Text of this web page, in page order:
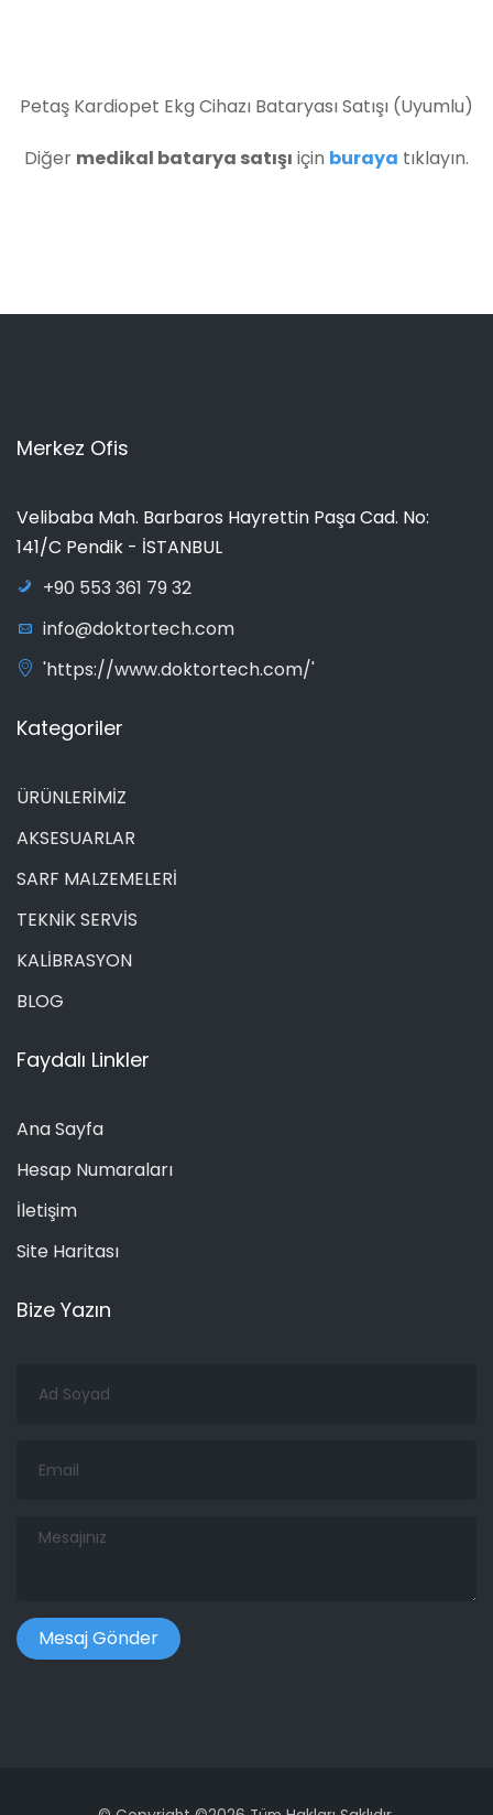
Petaş Kardiopet Ekg Cihazı Bataryası Satışı (Uyumlu)
Diğer medikal batarya satışı için buraya tıklayın.
Merkez Ofis
Velibaba Mah. Barbaros Hayrettin Paşa Cad. No:
141/C Pendik - İSTANBUL
+90 553 361 79 32
info@doktortech.com
'https://www.doktortech.com/'
Kategoriler
ÜRÜNLERİMİZ
AKSESUARLAR
SARF MALZEMELERİ
TEKNİK SERVİS
KALİBRASYON
BLOG
Faydalı Linkler
Ana Sayfa
Hesap Numaraları
İletişim
Site Haritası
Bize Yazın
Soyad
Mesajınız